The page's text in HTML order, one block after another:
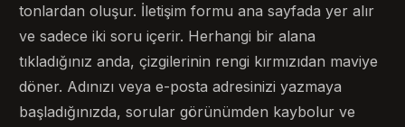
tonlardan oluşur. İletişim formu ana sayfada yer alır
ve sadece iki soru içerir. Herhangi bir alana
tıkladığınız anda, çizgilerinin rengi kırmızıdan maviye
döner. Adınızı veya e-posta adresinizi yazmaya
başladığınızda, sorular görünümden kaybolur ve